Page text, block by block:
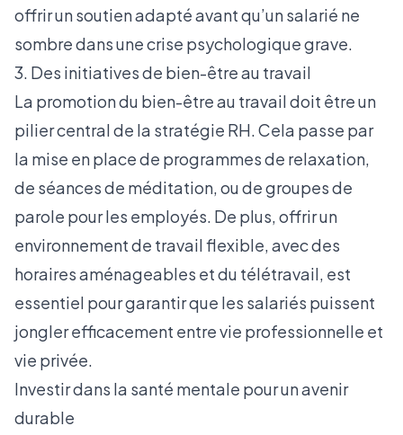
offrir un soutien adapté avant qu’un salarié ne
sombre dans une crise psychologique grave.
3. Des initiatives de bien-être au travail
La promotion du bien-être au travail doit être un
pilier central de la stratégie RH. Cela passe par
la mise en place de programmes de relaxation,
de séances de méditation, ou de groupes de
parole pour les employés. De plus, offrir un
environnement de travail flexible, avec des
horaires aménageables et du télétravail, est
essentiel pour garantir que les salariés puissent
jongler efficacement entre vie professionnelle et
vie privée.
Investir dans la santé mentale pour un avenir
durable